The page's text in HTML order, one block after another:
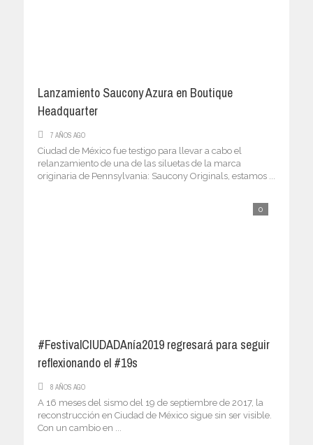
Lanzamiento Saucony Azura en Boutique
Headquarter
7 AÑOS AGO
Ciudad de México fue testigo para llevar a cabo el
relanzamiento de una de las siluetas de la marca
originaria de Pennsylvania: Saucony Originals, estamos ...
0
#FestivalCIUDADAnía2019 regresará para seguir
reflexionando el #19s
8 AÑOS AGO
A 16 meses del sismo del 19 de septiembre de 2017, la
reconstrucción en Ciudad de México sigue sin ser visible.
Con un cambio en ...